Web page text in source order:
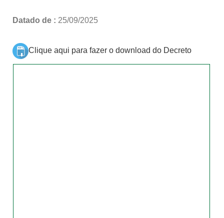
Datado de : 25/09/2025
Clique aqui para fazer o download do Decreto